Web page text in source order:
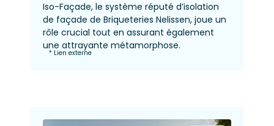
Iso-Façade, le système réputé d’isolation
de façade de Briqueteries Nelissen, joue un
rôle crucial tout en assurant également
une attrayante métamorphose.
* Lien externe